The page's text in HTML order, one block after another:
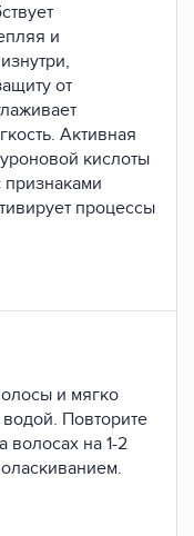
и
от
Активная
кислоты
процессы
и мягко
Повторите
волосах на 1-2